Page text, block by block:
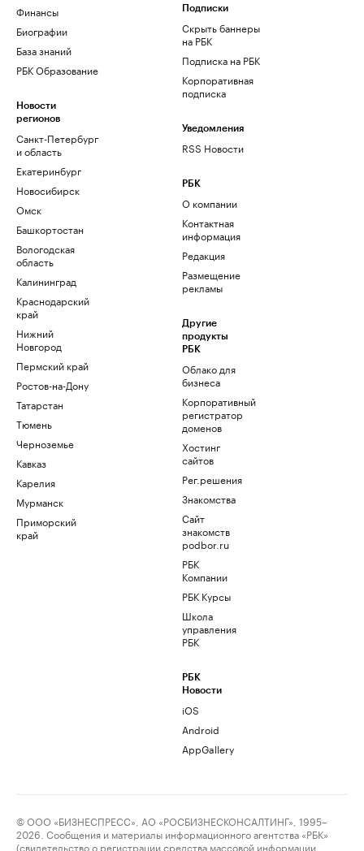
Финансы
Биографии
База знаний
РБК Образование
Новости
регионов
Санкт-Петербург
и область
Екатеринбург
Новосибирск
Омск
Башкортостан
Вологодская
область
Калининград
Краснодарский
край
Нижний
Новгород
Пермский край
Ростов-на-Дону
Татарстан
Тюмень
Черноземье
Кавказ
Карелия
Мурманск
Приморский
край
Подписки
Скрыть баннеры
на РБК
Подписка на РБК
Корпоративная
подписка
Уведомления
RSS Новости
РБК
О компании
Контактная
информация
Редакция
Размещение
рекламы
Другие
продукты
РБК
Облако для
бизнеса
Корпоративный
регистратор
доменов
Хостинг
сайтов
Рег.решения
Знакомства
Сайт
знакомств
podbor.ru
РБК
Компании
РБК Курсы
Школа
управления
РБК
РБК
Новости
iOS
Android
AppGallery
© ООО «БИЗНЕСПРЕСС», АО «РОСБИЗНЕСКОНСАЛТИНГ», 1995–
2026. Сообщения и материалы информационного агентства «РБК»
(свидетельство о регистрации средства массовой информации